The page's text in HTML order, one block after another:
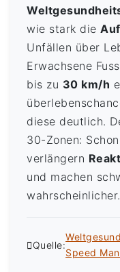
wie stark die
Unfällen über
Erwachsene
bis zu 30 km/h
diese deutlich.
30-Zonen:
verlängern
und machen
wahrscheinlicher.
Quelle:
Speed